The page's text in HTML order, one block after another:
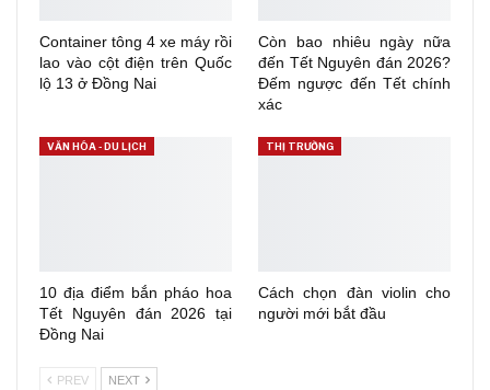
Container tông 4 xe máy rồi
lao vào cột điện trên Quốc
lộ 13 ở Đồng Nai
Còn bao nhiêu ngày nữa
đến Tết Nguyên đán 2026?
Đếm ngược đến Tết chính
xác
VĂN HÓA - DU LỊCH
10 địa điểm bắn pháo hoa
Tết Nguyên đán 2026 tại
Đồng Nai
THỊ TRƯỜNG
Cách chọn đàn violin cho
người mới bắt đầu
PREV NEXT